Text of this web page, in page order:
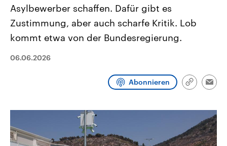
Landtagswahl Sachsen-Anhalt
2026
Alle Informationen
Sachsen-Anhalt wählt am 6.
September 2026 einen neuen
CDU, SPD und FDP regiert.-
Wahlprogramme, aktuelle Berichte
und Hintergründe zu den Parteien
USA
Aktuelle Beiträge,
Hintergründe
Wirtschaftlich und
gehören die Vereinigten
den mächtigsten Ländern
Programm Podcasts
Audio-Archiv
Asylbewerber schaffen. Dafür gibt es
Zustimmung, aber auch scharfe Kritik. Lob
kommt etwa von der Bundesregierung.
06.06.2026
Abonnieren
Link